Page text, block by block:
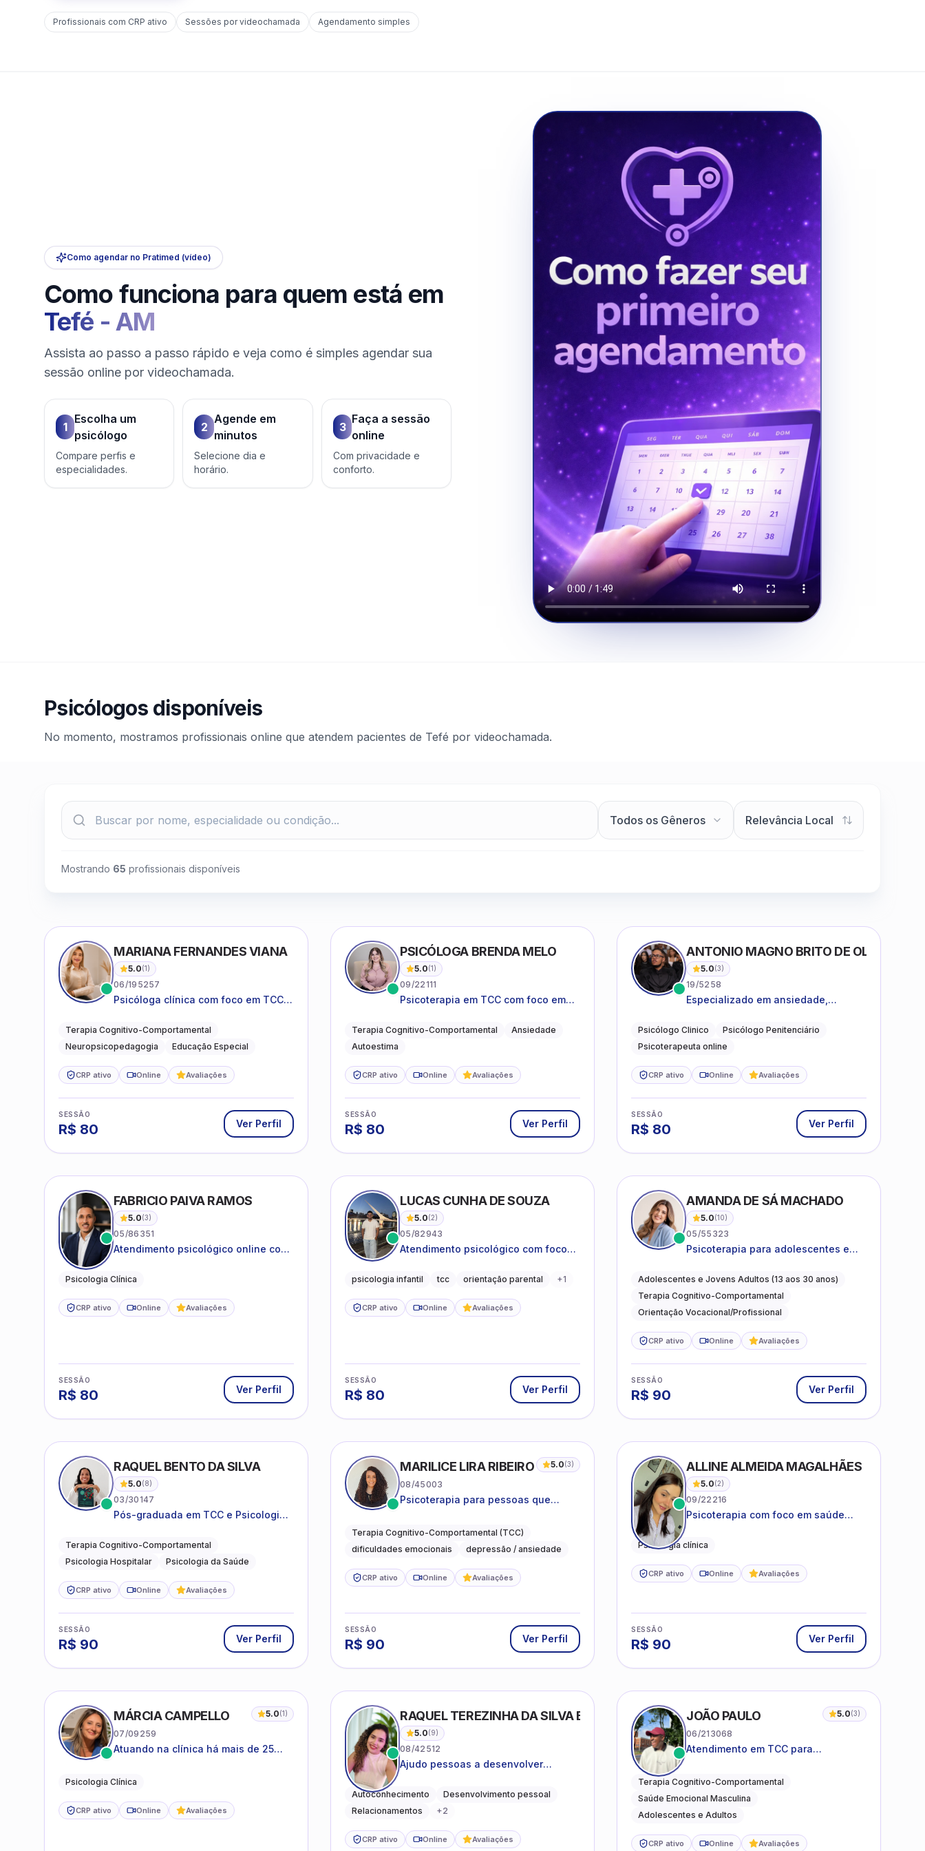
Profissionais com CRP ativo Sessões por videochamada Agendamento simples
Como agendar no Pratimed (vídeo)
Como funciona para quem está em
Tefé - AM
Assista ao passo a passo rápido e veja como é simples agendar sua
sessão online por videochamada.
1
Escolha um
psicólogo
Compare perfis e
especialidades.
2
Agende em
minutos
Selecione dia e
horário.
3
Faça a sessão
online
Com privacidade e
conforto.
Psicólogos disponíveis
No momento, mostramos profissionais online que atendem pacientes de Tefé por videochamada.
Mostrando 65 profissionais disponíveis
MARIANA FERNANDES VIANA
5.0(1)
06/195257
Psicóloga clínica com foco em TCC,
acompanhamento do
neurodesenvolvimento.
Terapia Cognitivo-Comportamental
Neuropsicopedagogia
Educação Especial
CRP ativo Online Avaliações
SESSÃO
R$ 80 Ver Perfil
PSICÓLOGA BRENDA MELO
5.0(1)
09/22111
Psicoterapia em TCC com foco em
práticas para o cotidiano
Terapia Cognitivo-Comportamental
Ansiedade
Autoestima
CRP ativo Online Avaliações
SESSÃO
R$ 80 Ver Perfil
ANTONIO MAGNO BRITO DE OLIVEIRA
5.0(3)
19/5258
Especializado em ansiedade,
conflitos familiares e questões
comportamentais.
Psicólogo Clinico
Psicólogo Penitenciário
Psicoterapeuta online
CRP ativo Online Avaliações
SESSÃO
R$ 80 Ver Perfil
FABRICIO PAIVA RAMOS
5.0(3)
05/86351
Atendimento psicológico online com
Psicologia Clínica
CRP ativo Online Avaliações
SESSÃO
R$ 80 Ver Perfil
LUCAS CUNHA DE SOUZA
5.0(2)
05/82943
Atendimento psicológico com foco
Comportamental (TCC), promovendo
vida.
psicologia infantil tcc orientação parental +1
CRP ativo Online Avaliações
SESSÃO
R$ 80 Ver Perfil
AMANDA DE SÁ MACHADO
5.0(10)
05/55323
Psicoterapia para adolescentes e
ansiedade, autoestima, relações e
orientação profissional
Adolescentes e Jovens Adultos (13 aos 30 anos)
Terapia Cognitivo-Comportamental
Orientação Vocacional/Profissional
CRP ativo Online Avaliações
SESSÃO
R$ 90 Ver Perfil
RAQUEL BENTO DA SILVA
5.0(8)
03/30147
Pós-graduada em TCC e Psicologia
Terapia Cognitivo-Comportamental
Psicologia Hospitalar
Psicologia da Saúde
CRP ativo Online Avaliações
SESSÃO
R$ 90 Ver Perfil
MARILICE LIRA RIBEIRO 5.0(3)
08/45003
Psicoterapia para pessoas que
lidar com as dificuldades do dia a
dia
Terapia Cognitivo-Comportamental (TCC)
dificuldades emocionais
depressão / ansiedade
CRP ativo Online Avaliações
SESSÃO
R$ 90 Ver Perfil
ALLINE ALMEIDA MAGALHÃES
5.0(2)
09/22216
Psicoterapia com foco em saúde
autoestima para adolescentes e
Psicologia clínica
CRP ativo Online Avaliações
SESSÃO
R$ 90 Ver Perfil
MÁRCIA CAMPELLO 5.0(1)
07/09259
Atuando na clínica há mais de 25
suas estruturas, com experiência em
Psicologia Clínica
CRP ativo Online Avaliações
RAQUEL TEREZINHA DA SILVA BIONDI
5.0(9)
08/42512
Ajudo pessoas a desenvolver
saudáveis
Autoconhecimento
Desenvolvimento pessoal
Relacionamentos
+2
CRP ativo Online Avaliações
JOÃO PAULO 5.0(3)
06/213068
Atendimento em TCC para
desenvolvimento de autonomia
emocional
Terapia Cognitivo-Comportamental
Saúde Emocional Masculina
Adolescentes e Adultos
CRP ativo Online Avaliações